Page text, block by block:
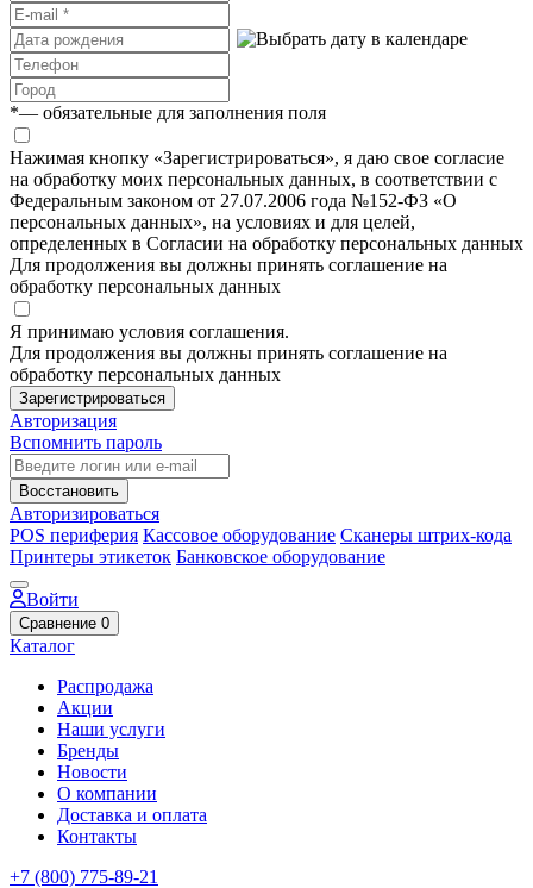
*— обязательные для заполнения поля
Нажимая кнопку «Зарегистрироваться», я даю свое согласие
на обработку моих персональных данных, в соответствии с
Федеральным законом от 27.07.2006 года №152-ФЗ «О
персональных данных», на условиях и для целей,
определенных в Согласии на обработку персональных данных
Для продолжения вы должны принять соглашение на
обработку персональных данных
Я принимаю условия соглашения.
Для продолжения вы должны принять соглашение на
обработку персональных данных
Зарегистрироваться
Авторизация
Вспомнить пароль
Восстановить
Авторизироваться
POS периферия Кассовое оборудование Сканеры штрих-кода
Принтеры этикеток Банковское оборудование
Войти
Сравнение 0
Каталог
Распродажа
Акции
Наши услуги
Бренды
Новости
О компании
Доставка и оплата
Контакты
+7 (800) 775-89-21